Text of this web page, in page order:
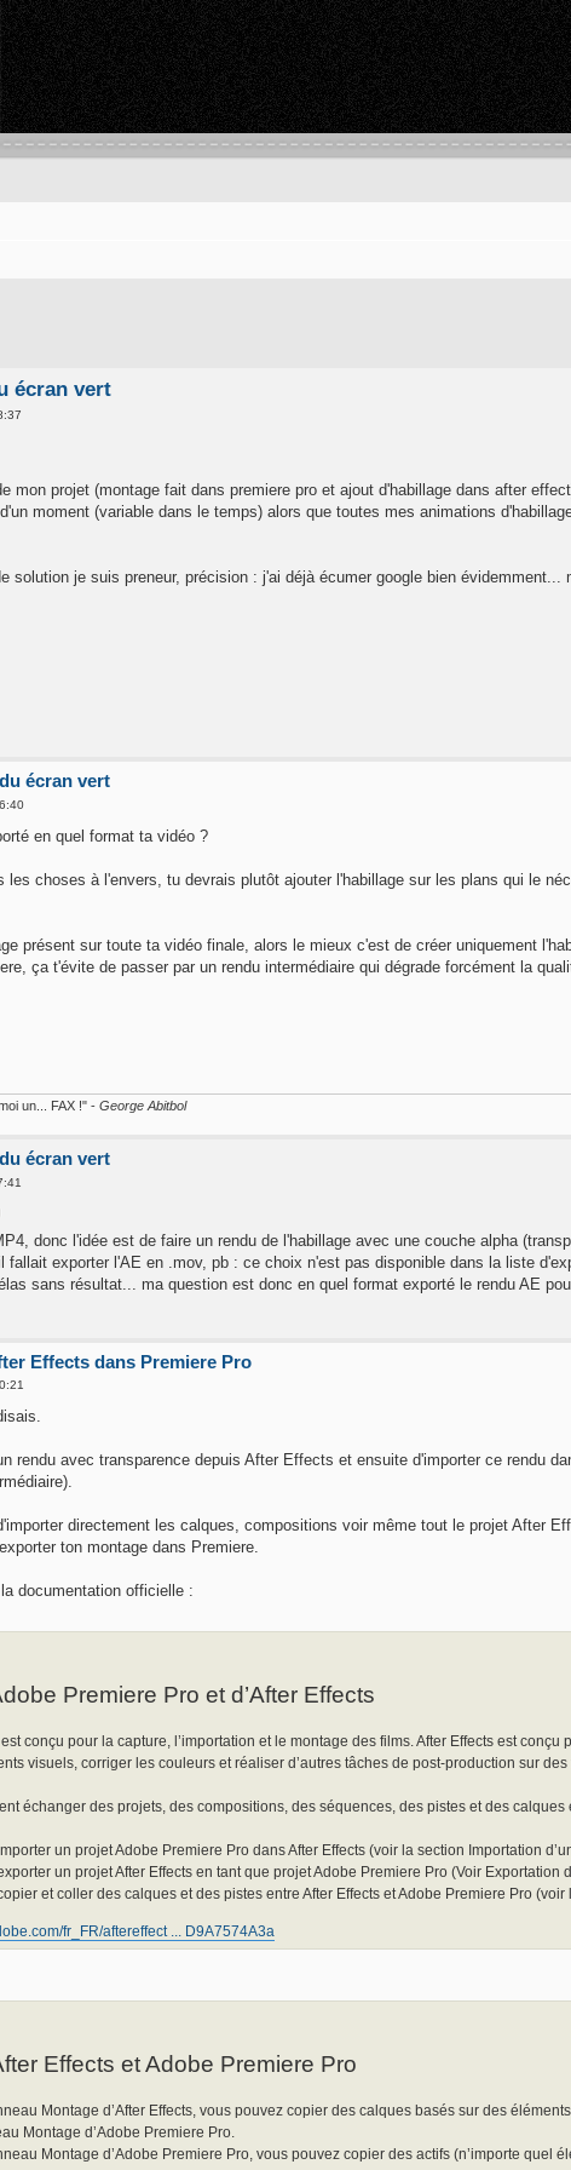
écran vert
mon projet (montage fait dans premiere pro et ajout d'habillage dans after
moment (variable dans le temps) alors que toutes mes animations
solution je suis preneur, précision : j'ai déjà écumer google bien évidemment...
écran vert
en quel format ta vidéo ?
les choses à l'envers, tu devrais plutôt ajouter l'habillage sur les plans qui le
présent sur toute ta vidéo finale, alors le mieux c'est de créer uniquement
ça t'évite de passer par un rendu intermédiaire qui dégrade forcément la
un... FAX !" - George Abitbol
écran vert
donc l'idée est de faire un rendu de l'habillage avec une couche alpha
fallait exporter l'AE en .mov, pb : ce choix n'est pas disponible dans la liste
sans résultat... ma question est donc en quel format exporté le rendu AE
Effects dans Premiere Pro
rendu avec transparence depuis After Effects et ensuite d'importer ce rendu
directement les calques, compositions voir même tout le projet After
ton montage dans Premiere.
documentation officielle :
Premiere Pro et d’After Effects
conçu pour la capture, l’importation et le montage des films. After Effects est
visuels, corriger les couleurs et réaliser d’autres tâches de post-production sur des
échanger des projets, des compositions, des séquences, des pistes et des calques
un projet Adobe Premiere Pro dans After Effects (voir la section Importation
un projet After Effects en tant que projet Adobe Premiere Pro (Voir Exportation
et coller des calques et des pistes entre After Effects et Adobe Premiere Pro
fr_FR/aftereffect ... D9A7574A3a
Effects et Adobe Premiere Pro
Montage d’After Effects, vous pouvez copier des calques basés sur des
Montage d’Adobe Premiere Pro.
Montage d’Adobe Premiere Pro, vous pouvez copier des actifs (n’importe quel